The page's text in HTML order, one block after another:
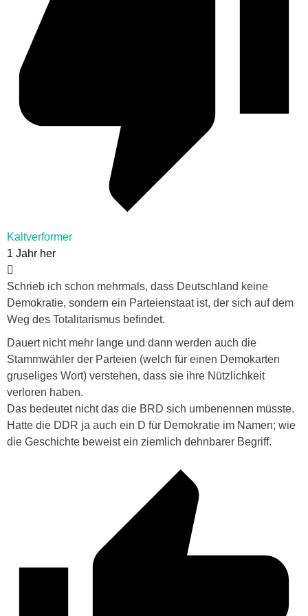
Kaltverformer
1 Jahr her
Schrieb ich schon mehrmals, dass Deutschland keine
Demokratie, sondern ein Parteienstaat ist, der sich auf dem
Weg des Totalitarismus befindet.
Dauert nicht mehr lange und dann werden auch die
Stammwähler der Parteien (welch für einen Demokarten
gruseliges Wort) verstehen, dass sie ihre Nützlichkeit
verloren haben.
Das bedeutet nicht das die BRD sich umbenennen müsste.
Hatte die DDR ja auch ein D für Demokratie im Namen; wie
die Geschichte beweist ein ziemlich dehnbarer Begriff.